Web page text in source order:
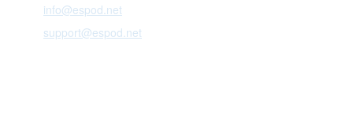
info@espod.net
support@espod.net